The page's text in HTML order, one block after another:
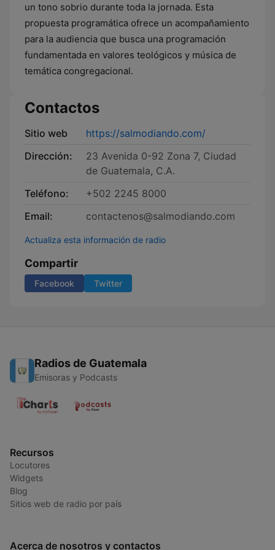
un tono sobrio durante toda la jornada. Esta
propuesta programática ofrece un acompañamiento
para la audiencia que busca una programación
fundamentada en valores teológicos y música de
temática congregacional.
Contactos
Sitio web
https://salmodiando.com/
Dirección:
23 Avenida 0-92 Zona 7, Ciudad
de Guatemala, C.A.
Teléfono:
+502 2245 8000
Email:
contactenos@salmodiando.com
Actualiza esta información de radio
Compartir
Facebook Twitter
Radios de Guatemala
Emisoras y Podcasts
Recursos
Locutores
Widgets
Blog
Sitios web de radio por país
Acerca de nosotros y contactos